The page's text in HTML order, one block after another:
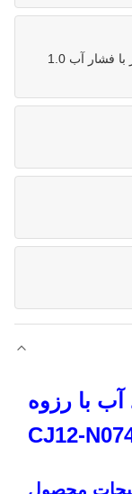
M007≥1000ml/min، IP67>10Kpa (تقریبا برابر با فشار آب 1.0
با رزوه
محصول